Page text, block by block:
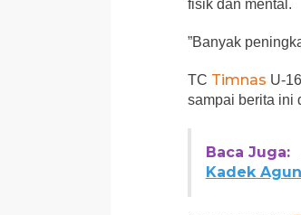
fisik dan mental.
”Banyak
TC Timnas U-
sampai berita ini
Baca Juga:
Kadek